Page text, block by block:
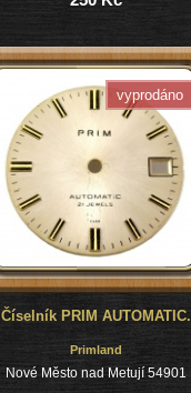
vyprodáno
Číselník PRIM AUTOMATIC.
Primland
Nové Město nad Metují 54901